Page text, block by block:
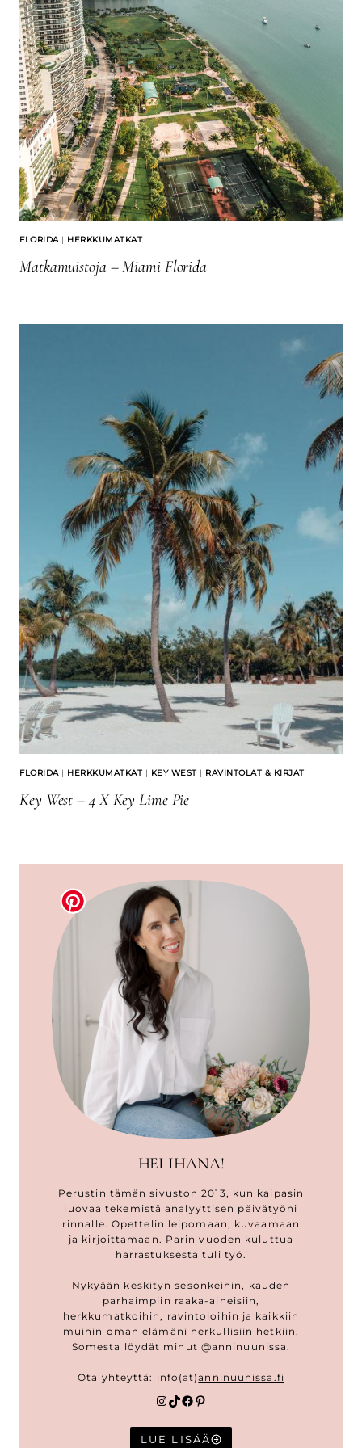
FLORIDA| HERKKUMATKAT
Matkamuistoja – Miami Florida
FLORIDA| HERKKUMATKAT | KEY WEST | RAVINTOLAT & KIRJAT
Key West – 4 X Key Lime Pie
HEI IHANA!
Perustin tämän sivuston 2013, kun kaipasin
luovaa tekemistä analyyttisen päivätyöni
rinnalle. Opettelin leipomaan, kuvaamaan
ja kirjoittamaan. Parin vuoden kuluttua
harrastuksesta tuli työ.
Nykyään keskityn sesonkeihin, kauden
parhaimpiin raaka-aineisiin,
herkkumatkoihin, ravintoloihin ja kaikkiin
muihin oman elämäni herkullisiin hetkiin.
Somesta löydät minut @anninuunissa.
Ota yhteyttä: info(at)anninuunissa.fi
Instagram
TikTok
Facebook
Pinterest
LUE LISÄÄ